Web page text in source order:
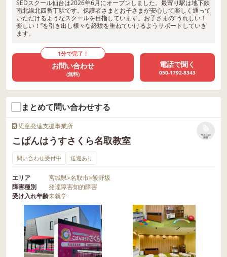
SEDスクール仙台は2026年6月にオープンしました。最寄り駅は地下鉄
南北線北四番丁駅です。保護者さまとお子さまが安心して楽しく通って
いただけるようなスクールを目指しています。お子さまの“うれしい！
楽しい！”を引き出し様々な経験を重ねていけるようサポートしていき
ます。
1分で完了！
お問い合わせ
(無料)
電話で聞く
050-1792-8343
まとめて問い合わせする
児童発達支援事業所
こぱんはうすさくら名取教室
リストに
保存
問い合わせ受付中 送迎あり
エリア 宮城県>名取市>飯野坂
障害種別
発達障害知的障害
受け入れ年齢未就学